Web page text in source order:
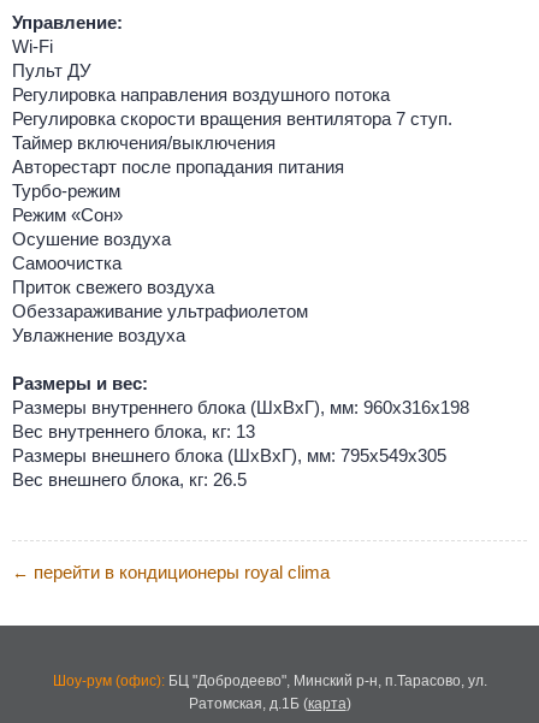
Управление:
Wi-Fi
Пульт ДУ
Регулировка направления воздушного потока
Регулировка скорости вращения вентилятора 7 ступ.
Таймер включения/выключения
Авторестарт после пропадания питания
Турбо-режим
Режим «Сон»
Осушение воздуха
Самоочистка
Приток свежего воздуха
Обеззараживание ультрафиолетом
Увлажнение воздуха
Размеры и вес:
Размеры внутреннего блока (ШхВхГ), мм: 960х316х198
Вес внутреннего блока, кг: 13
Размеры внешнего блока (ШхВхГ), мм: 795х549х305
Вес внешнего блока, кг: 26.5
← перейти в кондиционеры royal clima
Шоу-рум (офис):БЦ "Добродеево", Минский р-н, п.Тарасово, ул.
Ратомская, д.1Б(карта)